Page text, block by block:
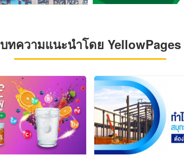
บทความแนะนำโดย YellowPages